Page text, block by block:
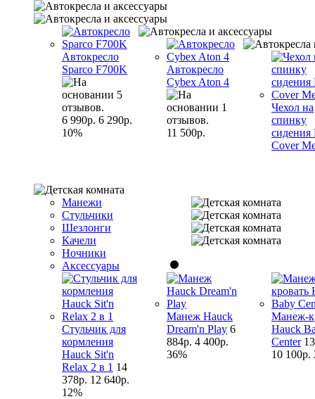
Автокресло
Sparco F700K
6 990р. 6 290р.
10%
Автокресло
Cybex Aton 4
11 500р.
Чехол на
спинку
сидения
Cover
Манежи
Стульчики
Шезлонги
Качели
Ночники
Аксессуары
Стульчик для
кормления
Hauck Sit'n
Relax 2 в 1 14
378р. 12 640р.
12%
Манеж Hauck
Dream'n Play 6
884р. 4 400р.
36%
Манеж-
Hauck
Center
10 100р.